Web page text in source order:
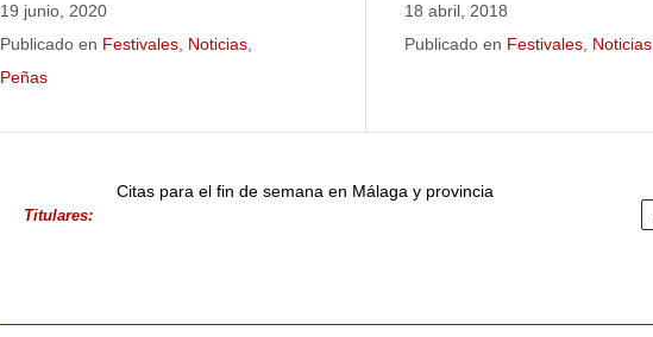
19 junio, 2020
Publicado en Festivales Noticias
Peñas
18 abril, 2018
Publicado en Festivales Noticias
Titulares:
Citas para el fin de semana en Málaga y provincia